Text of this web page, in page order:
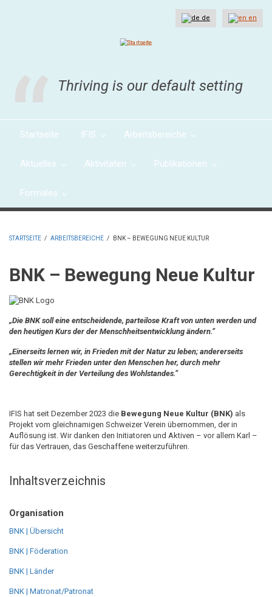
en
de
Thriving is our default setting
Startseite IFIS Arbeitsbereiche
Aktuelles Aktivitäten Publikationen
Formales
STARTSEITE / ARBEITSBEREICHE / BNK – BEWEGUNG NEUE KULTUR
BNK – Bewegung Neue Kultur
„Die BNK soll eine entscheidende, parteilose Kraft von unten werden und
den heutigen Kurs der der Menschheitsentwicklung ändern.“
„Einerseits lernen wir, in Frieden mit der Natur zu leben; andererseits
stellen wir mehr Frieden unter den Menschen her, durch mehr
Gerechtigkeit in der Verteilung des Wohlstandes.“
IFIS hat seit Dezember 2023 die Bewegung Neue Kultur (BNK) als
Projekt vom gleichnamigen Schweizer Verein übernommen, der in
Auflösung ist. Wir danken den Initiatoren und Aktiven – vor allem Karl –
für das Vertrauen, das Geschaffene weiterzuführen.
Inhaltsverzeichnis
Organisation
BNK | Übersicht
BNK | Föderation
BNK | Länder
BNK | Matronat/Patronat